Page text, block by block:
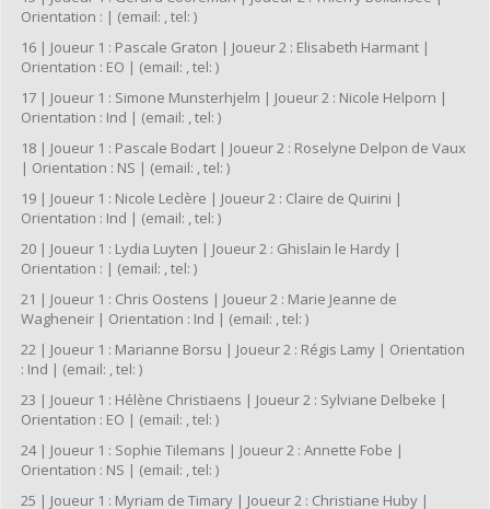
Orientation : | (email: , tel: )
16 | Joueur 1 : Pascale Graton | Joueur 2 : Elisabeth Harmant |
Orientation : EO | (email: , tel: )
17 | Joueur 1 : Simone Munsterhjelm | Joueur 2 : Nicole Helporn |
Orientation : Ind | (email: , tel: )
18 | Joueur 1 : Pascale Bodart | Joueur 2 : Roselyne Delpon de Vaux
| Orientation : NS | (email: , tel: )
19 | Joueur 1 : Nicole Leclère | Joueur 2 : Claire de Quirini |
Orientation : Ind | (email: , tel: )
20 | Joueur 1 : Lydia Luyten | Joueur 2 : Ghislain le Hardy |
Orientation : | (email: , tel: )
21 | Joueur 1 : Chris Oostens | Joueur 2 : Marie Jeanne de
Wagheneir | Orientation : Ind | (email: , tel: )
22 | Joueur 1 : Marianne Borsu | Joueur 2 : Régis Lamy | Orientation
: Ind | (email: , tel: )
23 | Joueur 1 : Hélène Christiaens | Joueur 2 : Sylviane Delbeke |
Orientation : EO | (email: , tel: )
24 | Joueur 1 : Sophie Tilemans | Joueur 2 : Annette Fobe |
Orientation : NS | (email: , tel: )
25 | Joueur 1 : Myriam de Timary | Joueur 2 : Christiane Huby |